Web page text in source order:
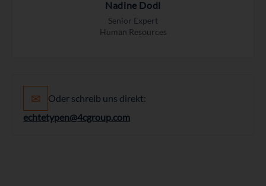
Nadine Dodl
Senior Expert
Human Resources
✉
Oder schreib uns direkt:
echtetypen@4cgroup.com